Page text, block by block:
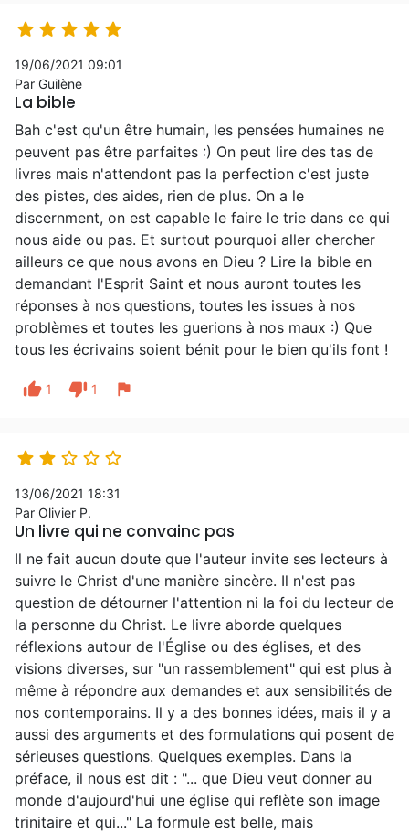
    
19/06/2021 09:01
Par Guilène
La bible
Bah c'est qu'un être humain, les pensées humaines ne
peuvent pas être parfaites :) On peut lire des tas de
livres mais n'attendont pas la perfection c'est juste
des pistes, des aides, rien de plus. On a le
discernment, on est capable le faire le trie dans ce qui
nous aide ou pas. Et surtout pourquoi aller chercher
ailleurs ce que nous avons en Dieu ? Lire la bible en
demandant l'Esprit Saint et nous auront toutes les
réponses à nos questions, toutes les issues à nos
problèmes et toutes les guerions à nos maux :) Que
tous les écrivains soient bénit pour le bien qu'ils font !
thumb_up 1 thumb_down 1 flag
    
13/06/2021 18:31
Par Olivier P.
Un livre qui ne convainc pas
Il ne fait aucun doute que l'auteur invite ses lecteurs à
suivre le Christ d'une manière sincère. Il n'est pas
question de détourner l'attention ni la foi du lecteur de
la personne du Christ. Le livre aborde quelques
réflexions autour de l'Église ou des églises, et des
visions diverses, sur "un rassemblement" qui est plus à
même à répondre aux demandes et aux sensibilités de
nos contemporains. Il y a des bonnes idées, mais il y a
aussi des arguments et des formulations qui posent de
sérieuses questions. Quelques exemples. Dans la
préface, il nous est dit : "... que Dieu veut donner au
monde d'aujourd'hui une église qui reflète son image
trinitaire et qui..." La formule est belle, mais